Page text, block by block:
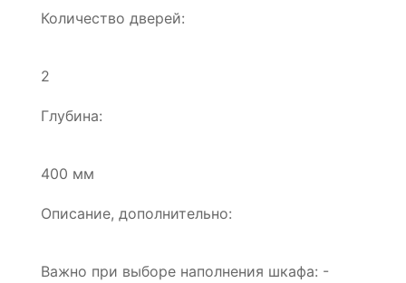
Количество дверей:
2
Глубина:
400 мм
Описание, дополнительно:
Важно при выборе наполнения шкафа: -